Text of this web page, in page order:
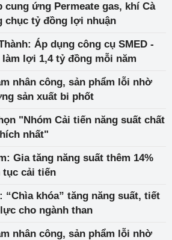
cung ứng Permeate gas, khí Cà
chục tỷ đồng lợi nhuận
Áp dụng công cụ SMED -
lợi 1,4 tỷ đồng mỗi năm
nhân công, sản phẩm lỗi nhờ
sản xuất bi phốt
"Nhóm Cải tiến năng suất chất
nhất"
Gia tăng năng suất thêm 14%
cải tiến
“Chìa khóa” tăng năng suất, tiết
cho ngành than
nhân công, sản phẩm lỗi nhờ